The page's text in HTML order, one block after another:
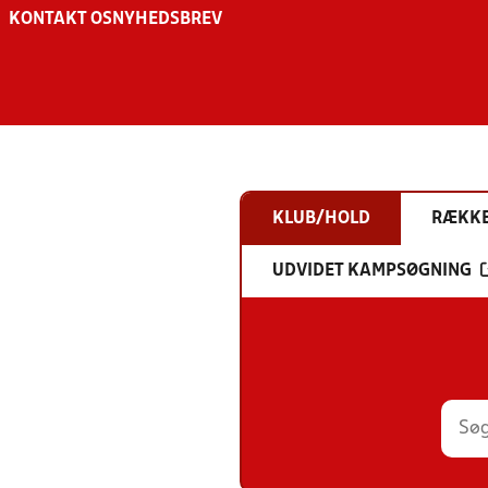
KONTAKT OS NYHEDSBREV
KLUB/HOLD
UDVIDET KAMPSØGNING